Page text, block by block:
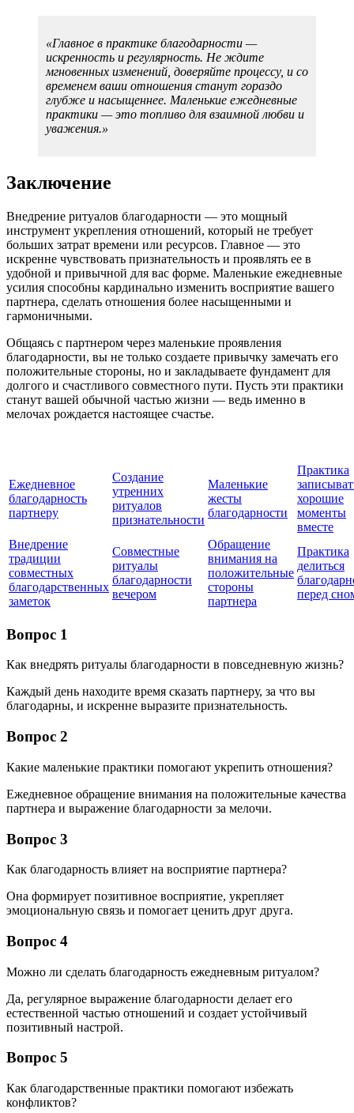
«Главное в практике благодарности —
искренность и регулярность. Не ждите
мгновенных изменений, доверяйте процессу, и со
временем ваши отношения станут гораздо
глубже и насыщеннее. Маленькие ежедневные
практики — это топливо для взаимной любви и
уважения.»
Заключение
Внедрение ритуалов благодарности — это мощный
инструмент укрепления отношений, который не требует
больших затрат времени или ресурсов. Главное — это
искренне чувствовать признательность и проявлять ее в
удобной и привычной для вас форме. Маленькие ежедневные
усилия способны кардинально изменить восприятие вашего
партнера, сделать отношения более насыщенными и
гармоничными.
Общаясь с партнером через маленькие проявления
благодарности, вы не только создаете привычку замечать его
положительные стороны, но и закладываете фундамент для
долгого и счастливого совместного пути. Пусть эти практики
станут вашей обычной частью жизни — ведь именно в
мелочах рождается настоящее счастье.
Ежедневное
благодарность
партнеру
Создание
утренних
ритуалов
признательности
Маленькие
жесты
благодарности
Практика
хорошие
моменты
вместе
Внедрение
традиции
совместных
благодарственных
заметок
Совместные
ритуалы
благодарности
вечером
Обращение
внимания на
положительные
стороны
партнера
Практика
делиться
перед
Вопрос 1
Как внедрять ритуалы благодарности в повседневную жизнь?
Каждый день находите время сказать партнеру, за что вы
благодарны, и искренне выразите признательность.
Вопрос 2
Какие маленькие практики помогают укрепить отношения?
Ежедневное обращение внимания на положительные качества
партнера и выражение благодарности за мелочи.
Вопрос 3
Как благодарность влияет на восприятие партнера?
Она формирует позитивное восприятие, укрепляет
эмоциональную связь и помогает ценить друг друга.
Вопрос 4
Можно ли сделать благодарность ежедневным ритуалом?
Да, регулярное выражение благодарности делает его
естественной частью отношений и создает устойчивый
позитивный настрой.
Вопрос 5
Как благодарственные практики помогают избежать
конфликтов?